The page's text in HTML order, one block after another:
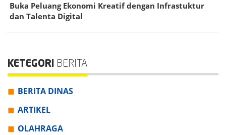
Buka Peluang Ekonomi Kreatif dengan Infrastuktur
dan Talenta Digital
KETEGORI BERITA
BERITA DINAS
ARTIKEL
OLAHRAGA